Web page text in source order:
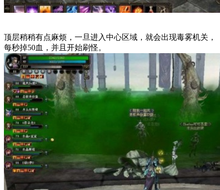
顶层稍稍有点麻烦，一旦进入中心区域，就会出现毒雾机关，
每秒掉50血，并且开始刷怪。